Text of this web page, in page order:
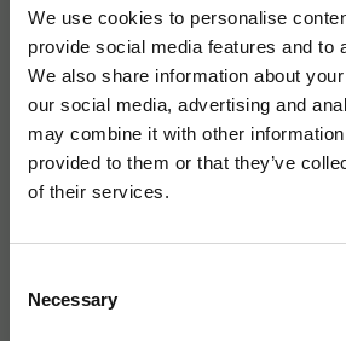
We use cookies to personalise
provide social media features and to
We also share information about
our social media, advertising and
may combine it with other information
provided to them or that they’ve
of their services.
Selection
Necessary
Originalnummer X950X2KG
EAN: 0734646227728
Specifikationer
Förpackning